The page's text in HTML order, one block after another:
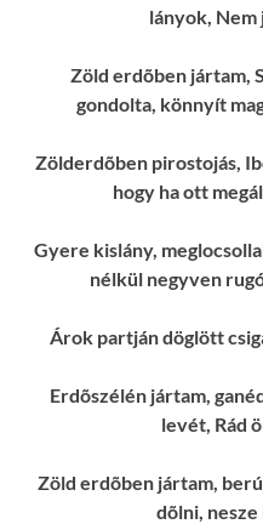
lányok, Nem
Zöld erdõben jártam,
gondolta, könnyít
Zölderdõben pirostojás,
hogy ha ott
Gyere kislány,
nélkül negyven
Árok partján döglött
Erdõszélén jártam,
levét, Rád
Zöld erdõben jártam,
dõlni,